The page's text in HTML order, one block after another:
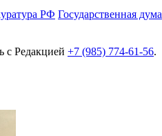
РФ Государственная дума
с Редакцией +7 (985) 774-61-56.